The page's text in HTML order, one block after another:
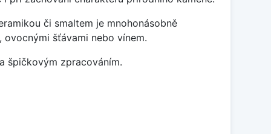
či smaltem je mnohonásobně
šťávami nebo vínem.
špičkovým zpracováním.